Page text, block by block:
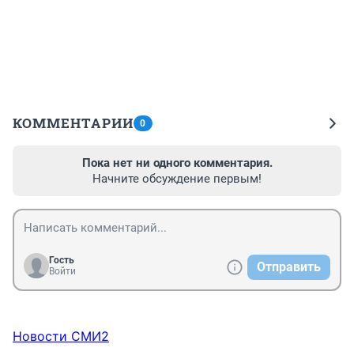
КОММЕНТАРИИ 0
Пока нет ни одного комментария.
Начните обсуждение первым!
Гость
Войти
Отправить
Новости СМИ2